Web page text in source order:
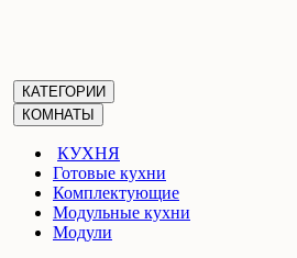
КАТЕГОРИИ
КОМНАТЫ
КУХНЯ
Готовые кухни
Комплектующие
Модульные кухни
Модули